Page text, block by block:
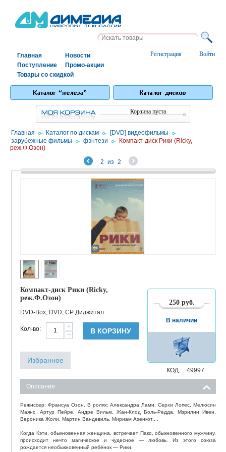
Войти
Регистрация
Главная
Новости
Поступление
Промо-акции
Товары со скидкой
Корзина пуста
Главная / Каталог по дискам / [DVD] видеофильмы /
зарубежные фильмы / фэнтези /
Компакт-диск Рики (Ricky,
реж.Ф.Озон)
2 из 2
Компакт-диск Рики (Ricky,
реж.Ф.Озон)
DVD-Box, DVD, СР Диджитал
250 руб.
КОД: 49997
В наличии
Кол-во:
+
−
В КОРЗИНУ
Избранное
Описание
Режиссер: Франсуа Озон. В ролях: Александра Лами, Серхи Лопес, Мелюсин
Маянс, Артур Пейре, Андре Вильм, Жан-Клод Боль-Редда, Мэрилин Ивен,
Вероника Жоли, Мартин Вандевиль, Мириам Азенкот,...
Когда Кэти, обыкновенная женщина, встречает Пако, обыкновенного мужчину,
происходит нечто магическое и чудесное — любовь. Из этого союза
рождается необыкновенный ребёнок — Рики.